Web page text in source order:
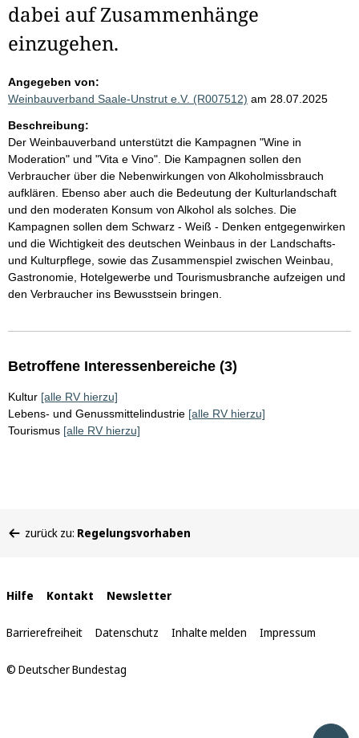
dabei auf Zusammenhänge
einzugehen.
Angegeben von:
Weinbauverband Saale-Unstrut e.V. (R007512) am 28.07.2025
Beschreibung:
Der Weinbauverband unterstützt die Kampagnen "Wine in
Moderation" und "Vita e Vino". Die Kampagnen sollen den
Verbraucher über die Nebenwirkungen von Alkoholmissbrauch
aufklären. Ebenso aber auch die Bedeutung der Kulturlandschaft
und den moderaten Konsum von Alkohol als solches. Die
Kampagnen sollen dem Schwarz - Weiß - Denken entgegenwirken
und die Wichtigkeit des deutschen Weinbaus in der Landschafts-
und Kulturpflege, sowie das Zusammenspiel zwischen Weinbau,
Gastronomie, Hotelgewerbe und Tourismusbranche aufzeigen und
den Verbraucher ins Bewusstsein bringen.
Betroffene Interessenbereiche (3)
Kultur [alle RV hierzu]
Lebens- und Genussmittelindustrie [alle RV hierzu]
Tourismus [alle RV hierzu]
befinden
zurück zu: Regelungsvorhaben
Interne
Links
Hilfe Kontakt Newsletter
Barrierefreiheit Datenschutz Inhalte melden Impressum
© Deutscher Bundestag